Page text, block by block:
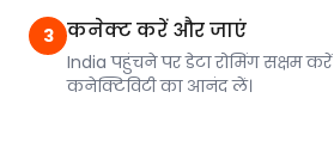
3 कनेक्ट करें और जाएं
India पहुंचने पर डेटा रोमिंग सक्षम
कनेक्टिविटी का आनंद लें।